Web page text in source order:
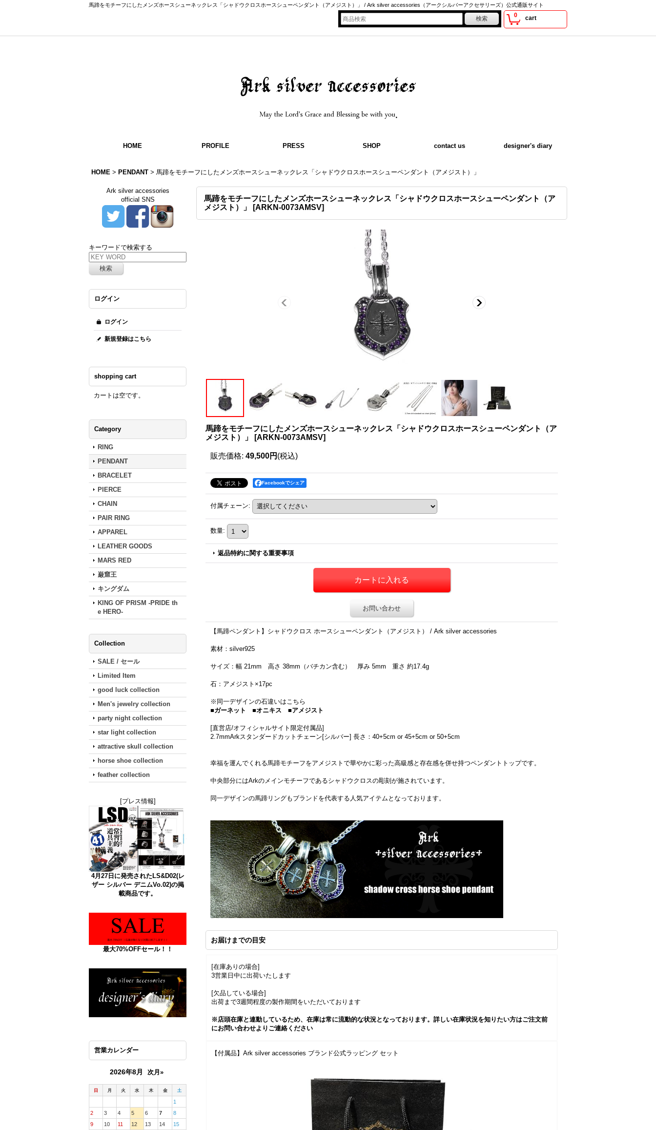
馬蹄をモチーフにしたメンズホースシューネックレス「シャドウクロスホースシューペンダント（アメジスト）」 / Ark silver accessories（アークシルバーアクセサリーズ）公式通販サイト
0 cart
HOME PROFILE PRESS SHOP contact us designer's diary
HOME > PENDANT > 馬蹄をモチーフにしたメンズホースシューネックレス「シャドウクロスホースシューペンダント（アメジスト）」
Ark silver accessories
official SNS
キーワードで検索する
ログイン
ログイン
新規登録はこちら
shopping cart
カートは空です。
Category
RING
PENDANT
BRACELET
PIERCE
CHAIN
PAIR RING
APPAREL
LEATHER GOODS
MARS RED
巌窟王
キングダム
KING OF PRISM -PRIDE th
e HERO-
Collection
SALE / セール
Limited Item
good luck collection
Men's jewelry collection
party night collection
star light collection
attractive skull collection
horse shoe collection
feather collection
[プレス情報]
4月27日に発売されたLS&D02(レ
ザー シルバー デニムVo.02)の掲
載商品です。
最大70%OFFセール！！
営業カレンダー
2026年8月 次月»
日 月 火 水 木 金 土
1
2
3 4 5 6 7
8
9
10 11 12 13 14
15
馬蹄をモチーフにしたメンズホースシューネックレス「シャドウクロスホースシューペンダント（ア
メジスト）」
[ARKN-0073AMSV]
馬蹄をモチーフにしたメンズホースシューネックレス「シャドウクロスホースシューペンダント（ア
メジスト）」
[ARKN-0073AMSV]
販売価格: 49,500円 (税込)
Facebookでシェア
付属チェーン:
数量:
返品特約に関する重要事項
お問い合わせ
【馬蹄ペンダント】シャドウクロス ホースシューペンダント（アメジスト） / Ark silver accessories
素材：silver925
サイズ：幅 21mm 高さ 38mm（バチカン含む） 厚み 5mm 重さ 約17.4g
石：アメジスト×17pc
※同一デザインの石違いはこちら
■ガーネット
■オニキス ■アメジスト
[直営店/オフィシャルサイト限定付属品]
2.7mmArkスタンダードカットチェーン[シルバー] 長さ：40+5cm or 45+5cm or 50+5cm
幸福を運んでくれる馬蹄モチーフをアメジストで華やかに彩った高級感と存在感を併せ持つペンダントトップです。
中央部分にはArkのメインモチーフであるシャドウクロスの彫刻が施されています。
同一デザインの馬蹄リングもブランドを代表する人気アイテムとなっております。
お届けまでの目安
[在庫ありの場合]
3営業日中に出荷いたします
[欠品している場合]
出荷まで3週間程度の製作期間をいただいております
※店頭在庫と連動しているため、在庫は常に流動的な状況となっております。詳しい在庫状況を知りたい方はご注文前
にお問い合わせよりご連絡ください
【付属品】Ark silver accessories ブランド公式ラッピング セット